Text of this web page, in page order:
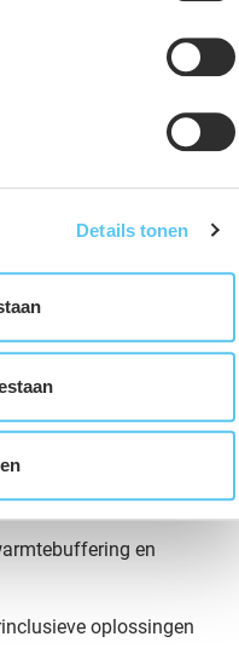
Details tonen
systemen en
wij onder andere de
haalbare
Wij ondersteunen
maatschappelijke
Warmte Koude Opslag
en
oplossingen